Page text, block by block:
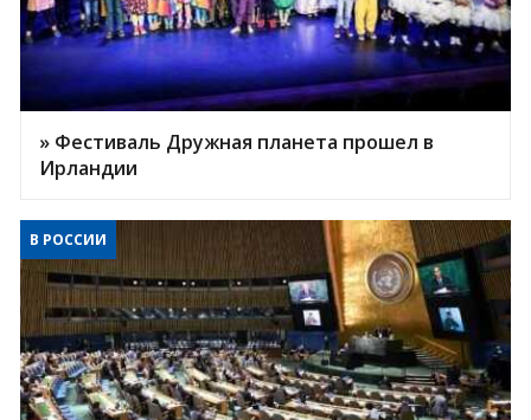
» Фестиваль Дружная планета прошел в
Ирландии
В РОССИИ